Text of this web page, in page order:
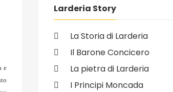
e
Larderia Story
La Storia di Larderia
Il Barone Concicero
La pietra di Larderia
I Principi Moncada